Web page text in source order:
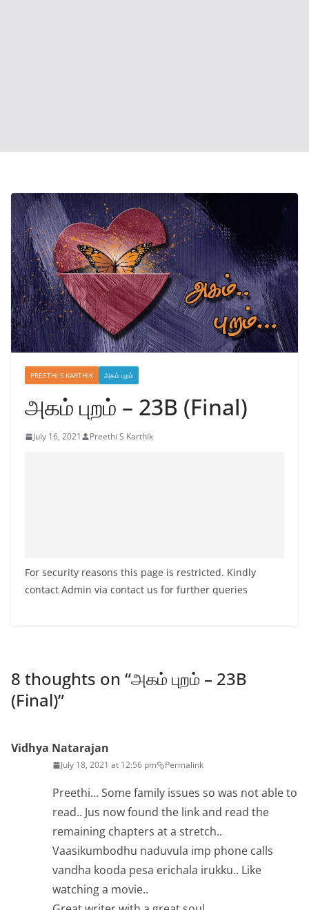
PREETHI S KARTHIK அகம் புறம்
அகம் புறம் – 23B (Final)
July 16, 2021 Preethi S Karthik
For security reasons this page is restricted. Kindly
contact Admin via contact us for further queries
8 thoughts on “அகம் புறம் – 23B
(Final)”
Vidhya Natarajan
July 18, 2021 at 12:56 pm Permalink
Preethi… Some family issues so was not able to
read.. Jus now found the link and read the
remaining chapters at a stretch..
Vaasikumbodhu naduvula imp phone calls
vandha kooda pesa erichala irukku.. Like
watching a movie..